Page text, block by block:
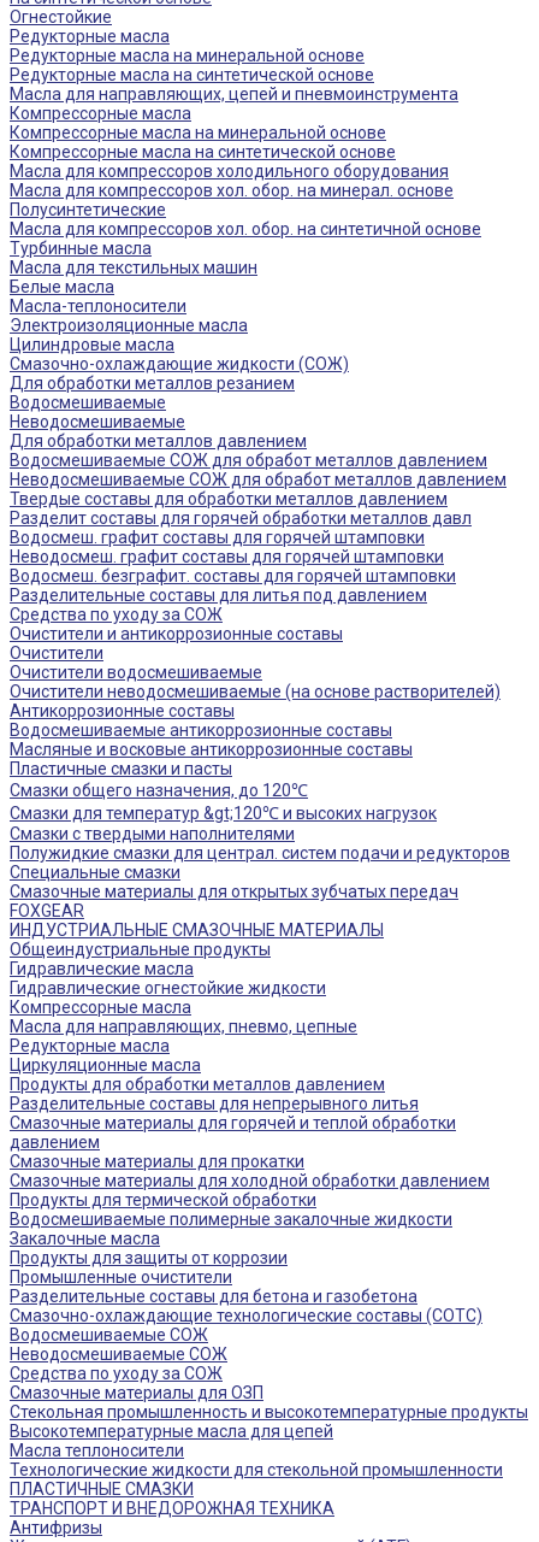
Огнестойкие
Редукторные масла
Редукторные масла на минеральной основе
Редукторные масла на синтетической основе
Масла для направляющих, цепей и пневмоинструмента
Компрессорные масла
Компрессорные масла на минеральной основе
Компрессорные масла на синтетической основе
Масла для компрессоров холодильного оборудования
Масла для компрессоров хол. обор. на минерал. основе
Полусинтетические
Масла для компрессоров хол. обор. на синтетичной основе
Турбинные масла
Масла для текстильных машин
Белые масла
Масла-теплоносители
Электроизоляционные масла
Цилиндровые масла
Смазочно-охлаждающие жидкости (СОЖ)
Для обработки металлов резанием
Водосмешиваемые
Неводосмешиваемые
Для обработки металлов давлением
Водосмешиваемые СОЖ для обработ металлов давлением
Неводосмешиваемые СОЖ для обработ металлов давлением
Твердые составы для обработки металлов давлением
Разделит составы для горячей обработки металлов давл
Водосмеш. графит составы для горячей штамповки
Неводосмеш. графит составы для горячей штамповки
Водосмеш. безграфит. составы для горячей штамповки
Разделительные составы для литья под давлением
Средства по уходу за СОЖ
Очистители и антикоррозионные составы
Очистители
Очистители водосмешиваемые
Очистители неводосмешиваемые (на основе растворителей)
Антикоррозионные составы
Водосмешиваемые антикоррозионные составы
Масляные и восковые антикоррозионные составы
Пластичные смазки и пасты
Смазки общего назначения, до 120℃
Смазки для температур &gt;120℃ и высоких нагрузок
Смазки с твердыми наполнителями
Полужидкие смазки для централ. систем подачи и редукторов
Специальные смазки
Смазочные материалы для открытых зубчатых передач
FOXGEAR
ИНДУСТРИАЛЬНЫЕ СМАЗОЧНЫЕ МАТЕРИАЛЫ
Общеиндустриальные продукты
Гидравлические масла
Гидравлические огнестойкие жидкости
Компрессорные масла
Масла для направляющих, пневмо, цепные
Редукторные масла
Циркуляционные масла
Продукты для обработки металлов давлением
Разделительные составы для непрерывного литья
Смазочные материалы для горячей и теплой обработки
давлением
Смазочные материалы для прокатки
Смазочные материалы для холодной обработки давлением
Продукты для термической обработки
Водосмешиваемые полимерные закалочные жидкости
Закалочные масла
Продукты для защиты от коррозии
Промышленные очистители
Разделительные составы для бетона и газобетона
Смазочно-охлаждающие технологические составы (СОТС)
Водосмешиваемые СОЖ
Неводосмешиваемые СОЖ
Средства по уходу за СОЖ
Смазочные материалы для ОЗП
Стекольная промышленность и высокотемпературные продукты
Высокотемпературные масла для цепей
Масла теплоносители
Технологические жидкости для стекольной промышленности
ПЛАСТИЧНЫЕ СМАЗКИ
ТРАНСПОРТ И ВНЕДОРОЖНАЯ ТЕХНИКА
Антифризы